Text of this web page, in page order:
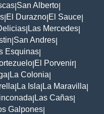
San Alberto
El Durazno El Sauce
Las Mercedes
San Andres
Esquinas
El Porvenir
La Colonia
La Isla La Maravilla
Las Cañas
Galpones